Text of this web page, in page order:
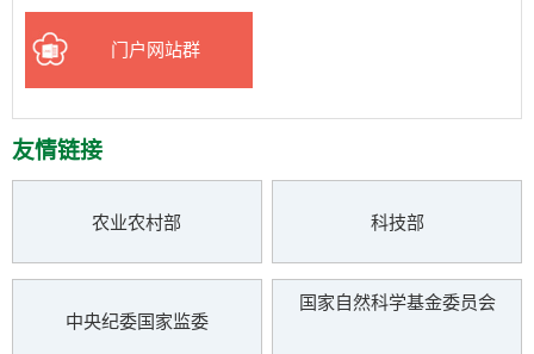
门户网站群
友情链接
农业农村部 科技部
中央纪委国家监委
国家自然科学基金委员会